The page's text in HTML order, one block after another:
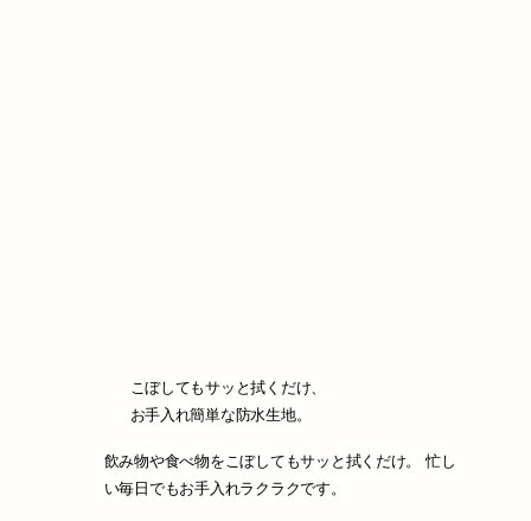
こぼしてもサッと拭くだけ、
お手入れ簡単な防水生地。
飲み物や食べ物をこぼしてもサッと拭くだけ。 忙し
い毎日でもお手入れラクラクです。